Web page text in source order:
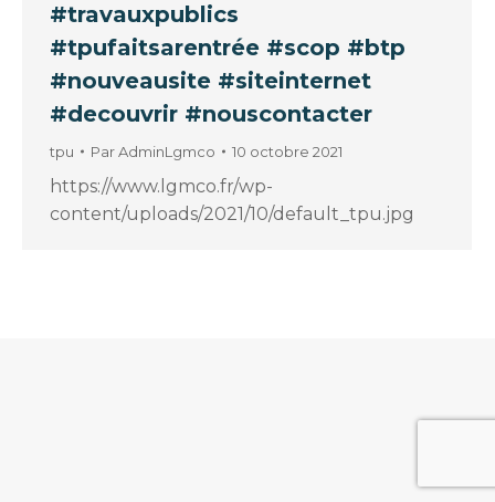
#travauxpublics
#tpufaitsarentrée #scop #btp
#nouveausite #siteinternet
#decouvrir #nouscontacter
tpu ParAdminLgmco 10 octobre 2021
https://www.lgmco.fr/wp-
content/uploads/2021/10/default_tpu.jpg